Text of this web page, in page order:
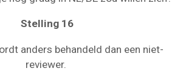
Stelling 16
anders behandeld dan een niet-
reviewer.